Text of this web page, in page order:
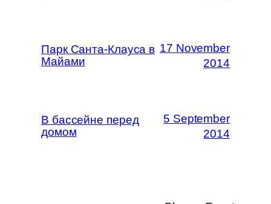
Парк Санта-Клауса в
Майами
17 November
2014
В бассейне перед
домом
5 September
2014